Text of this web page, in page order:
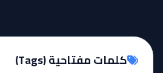
كلمات مفتاحية (Tags)